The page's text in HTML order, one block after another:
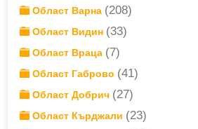
Област Варна (208)
Област Видин (33)
Област Враца (7)
Област Габрово (41)
Област Добрич (27)
Област Кърджали (23)